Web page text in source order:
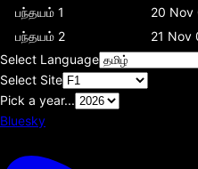
பந்தயம் 1
20 Nov
பந்தயம் 2
21 Nov
Select Language
Select Site
Pick a year...
Bluesky